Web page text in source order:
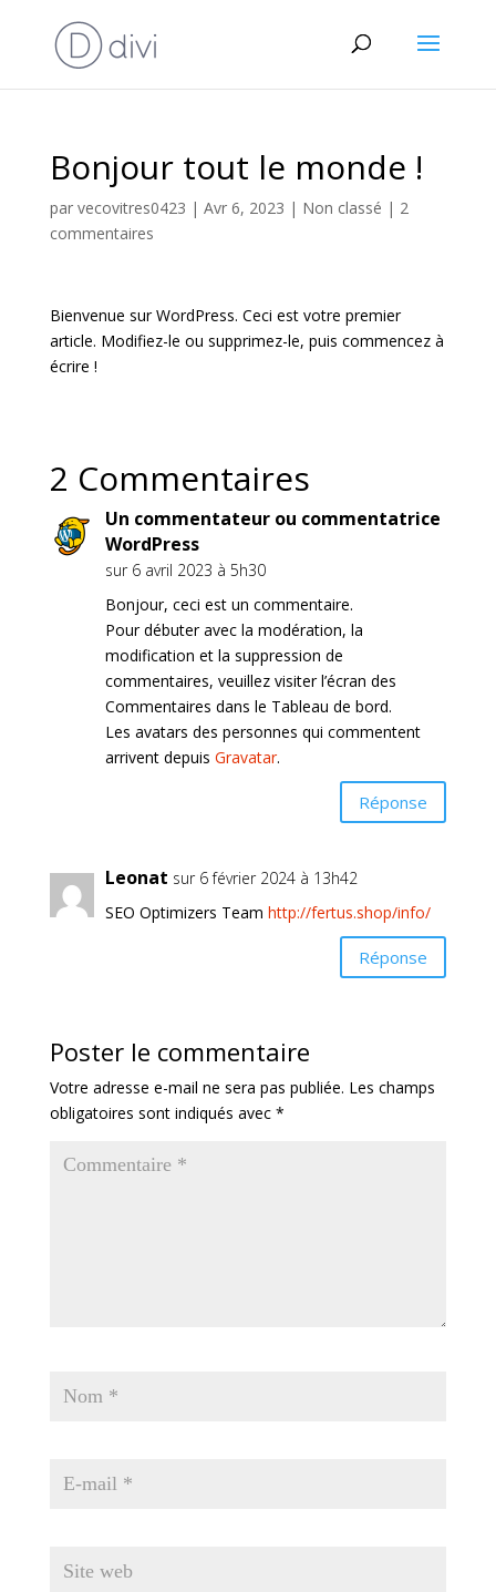
Bonjour tout le monde !
par vecovitres0423 | Avr 6, 2023 | Non classé | 2
commentaires
Bienvenue sur WordPress. Ceci est votre premier
article. Modifiez-le ou supprimez-le, puis commencez à
écrire !
2 Commentaires
Un commentateur ou commentatrice
WordPress
sur 6 avril 2023 à 5h30
Bonjour, ceci est un commentaire.
Pour débuter avec la modération, la
modification et la suppression de
commentaires, veuillez visiter l’écran des
Commentaires dans le Tableau de bord.
Les avatars des personnes qui commentent
arrivent depuis Gravatar.
Réponse
Leonat sur 6 février 2024 à 13h42
SEO Optimizers Team http://fertus.shop/info/
Réponse
Poster le commentaire
Votre adresse e-mail ne sera pas publiée. Les champs
obligatoires sont indiqués avec *